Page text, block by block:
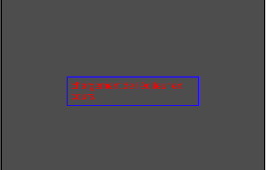
chargement de l'éditeur en
cours...